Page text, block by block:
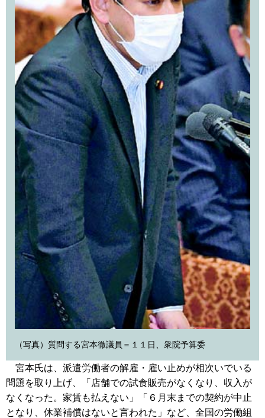
（写真）質問する宮本徹議員＝１１日、衆院予算委
宮本氏は、派遣労働者の解雇・雇い止めが相次いでいる
問題を取り上げ、「店舗での試食販売がなくなり、収入が
なくなった。家賃も払えない」「６月末までの契約が中止
となり、休業補償はないと言われた」など、全国の労働組